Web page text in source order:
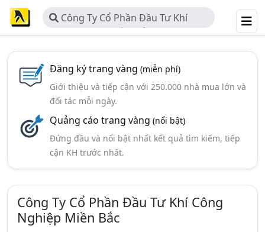
Công Ty Cổ Phần Đầu Tư Khí
Công Nghiệp Miền Bắc
Đăng ký trang vàng (miễn phí)
Giới thiệu và tiếp cận với 250.000 nhà mua lớn và
đối tác mỗi ngày.
Quảng cáo trang vàng (nổi bật)
Đứng đầu và nổi bật nhất kết quả tìm kiếm, tiếp
cận KH trước nhất.
Công Ty Cổ Phần Đầu Tư Khí Công
Nghiệp Miền Bắc